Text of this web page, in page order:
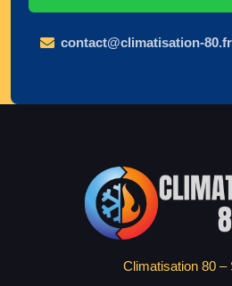
contact@climatisation-80.fr
Climatisation 80 –